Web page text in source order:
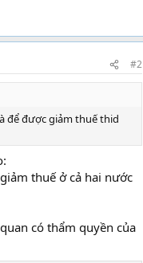
#2
để được giảm thuế thid
thuế ở cả hai nước
có thẩm quyền của